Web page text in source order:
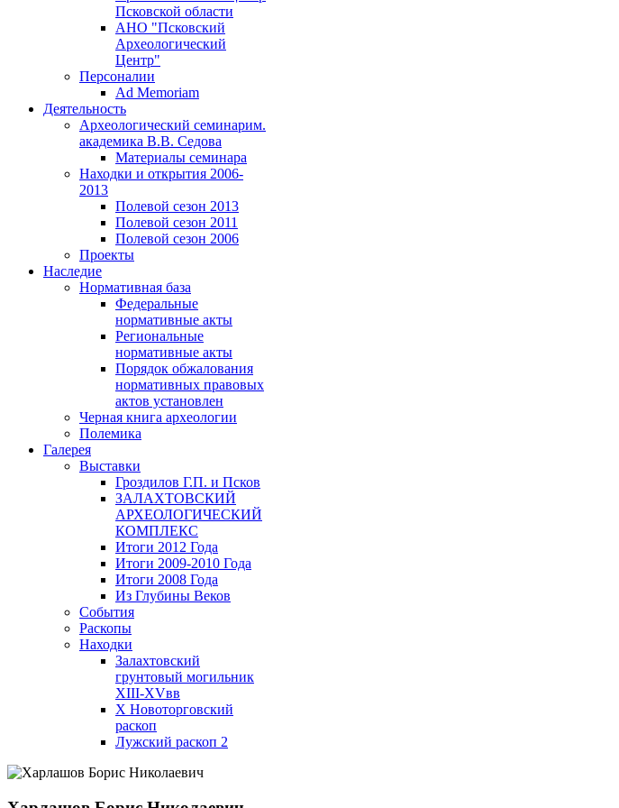
Псковской области
АНО "Псковский
Археологический
Центр"
Персоналии
Ad Memoriam
Деятельность
Археологический семинарим.
академика В.В. Седова
Материалы семинара
Находки и открытия 2006-
2013
Полевой сезон 2013
Полевой сезон 2011
Полевой сезон 2006
Проекты
Наследие
Нормативная база
Федеральные
нормативные акты
Региональные
нормативные акты
Порядок обжалования
нормативных правовых
актов установлен
Черная книга археологии
Полемика
Галерея
Выставки
Гроздилов Г.П. и Псков
ЗАЛАХТОВСКИЙ
АРХЕОЛОГИЧЕСКИЙ
КОМПЛЕКС
Итоги 2012 Года
Итоги 2009-2010 Года
Итоги 2008 Года
Из Глубины Веков
События
Раскопы
Находки
Залахтовский
грунтовый могильник
XIII-XVвв
X Новоторговский
раскоп
Лужский раскоп 2